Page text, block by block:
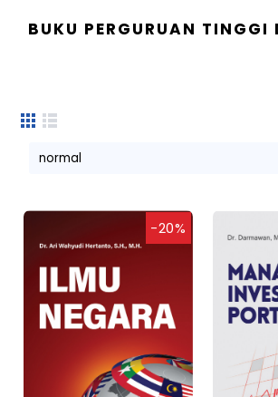
BUKU PERGURUAN TINGGI
-20%